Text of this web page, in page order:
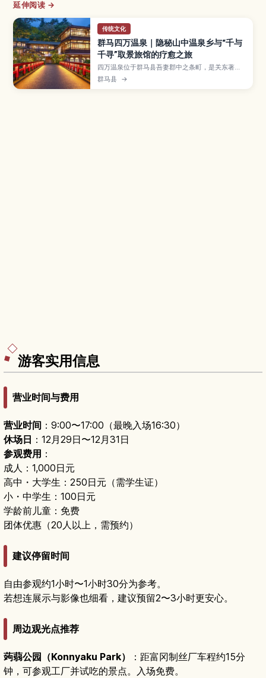
延伸阅读 →
传统文化
群马四万温泉｜隐秘山中温泉乡与“千与
千寻”取景旅馆的疗愈之旅
四万温泉位于群马县吾妻郡中之条町，是关东著名
的古老温泉乡，以据说能疗愈四万种病痛的泉质和
宁静山景而闻名。本文将介绍被认为是动画《千与
群马县 →
游客实用信息
营业时间与费用
营业时间 ：9:00〜17:00（最晚入场16:30）
休场日 ：12月29日〜12月31日
参观费用 ：
成人：1,000日元
高中・大学生：250日元（需学生证）
小・中学生：100日元
学龄前儿童：免费
团体优惠（20人以上，需预约）
建议停留时间
自由参观约1小时〜1小时30分为参考。
若想连展示与影像也细看，建议预留2〜3小时更安心。
周边观光点推荐
蒟蒻公园（Konnyaku Park）
：距富冈制丝厂车程约15分
钟，可参观工厂并试吃的景点。入场免费。